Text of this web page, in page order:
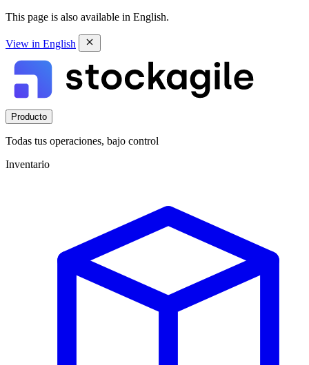
This page is also available in English.
View in English
Producto
Todas tus operaciones, bajo control
Inventario